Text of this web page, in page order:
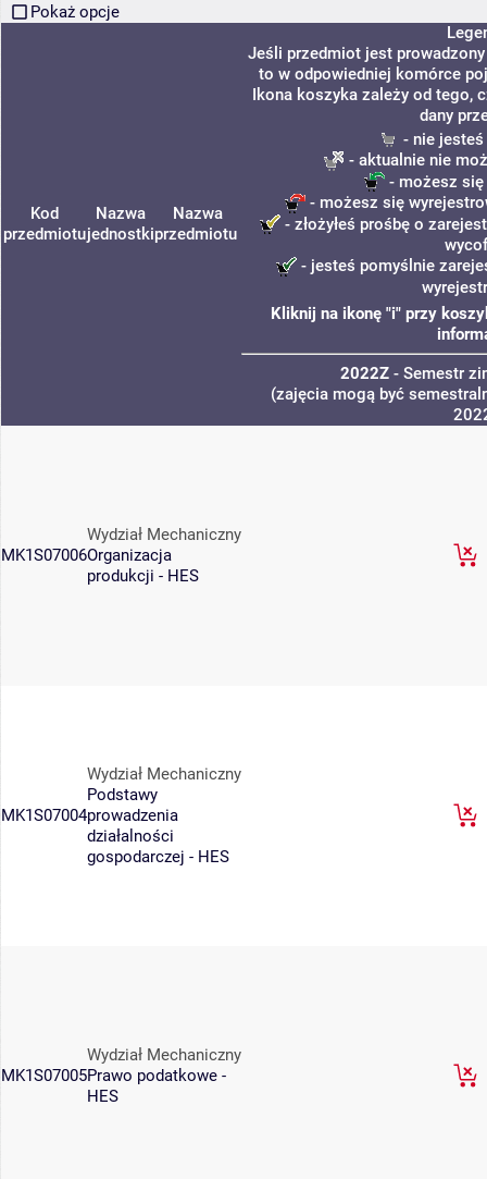
Pokaż opcje
Kod
przedmiotu
Nazwa
jednostki
Nazwa
przedmiotu
Jeśli przedmiot jest
to w odpowiedniej komórce
Ikona koszyka zależy od tego,
dany
- nie
- aktualnie nie
- możesz się
- możesz się
- złożyłeś prośbę o
- jesteś pomyślnie
Kliknij na ikonę "i" przy
2022Z - Semestr
(zajęcia mogą być
MK1S07006
Wydział Mechaniczny
Organizacja
produkcji - HES
MK1S07004
Wydział Mechaniczny
Podstawy
prowadzenia
działalności
gospodarczej - HES
MK1S07005
Wydział Mechaniczny
Prawo podatkowe -
HES